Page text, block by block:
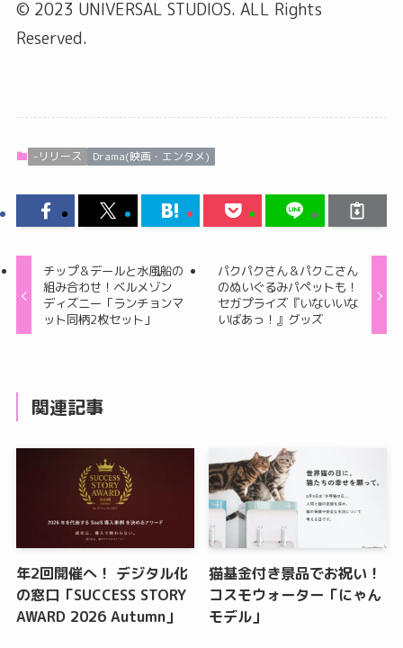
© 2023 UNIVERSAL STUDIOS. ALL Rights
Reserved.
-リリース Drama(映画・エンタメ)
チップ＆デールと水風船の
組み合わせ！ベルメゾン
ディズニー「ランチョンマ
ット同柄2枚セット」
パクパクさん＆パクこさん
のぬいぐるみパペットも！
セガプライズ『いないいな
いばあっ！』グッズ
関連記事
年2回開催へ！ デジタル化
の窓口「SUCCESS STORY
AWARD 2026 Autumn」
猫基金付き景品でお祝い！
コスモウォーター「にゃん
モデル」